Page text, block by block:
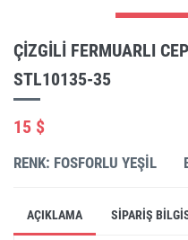
ÇIZGILI FERMUARLI
STL10135-35
15 $
RENK: FOSFORLU YEŞIL
AÇIKLAMA SIPARIŞ